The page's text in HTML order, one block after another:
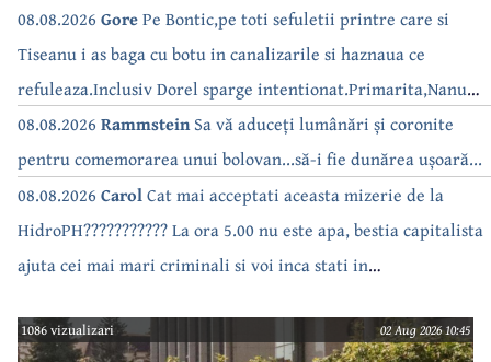
08.08.2026 GorePe Bontic,pe toti sefuletii printre care si
Tiseanu i as baga cu botu in canalizarile si haznaua ce
refuleaza.Inclusiv Dorel sparge intentionat.Primarita,Nanu
bea apa de la robinet.Asta as intreba o si pe Izabel Mitrea
08.08.2026 RammsteinSa vă aduceți lumânări și coronite
pentru comemorarea unui bolovan...să-i fie dunărea ușoară...
08.08.2026 CarolCat mai acceptati aceasta mizerie de la
HidroPH??????????? La ora 5.00 nu este apa, bestia capitalista
ajuta cei mai mari criminali si voi inca stati in
1086 vizualizari 02 Aug 2026 10:45